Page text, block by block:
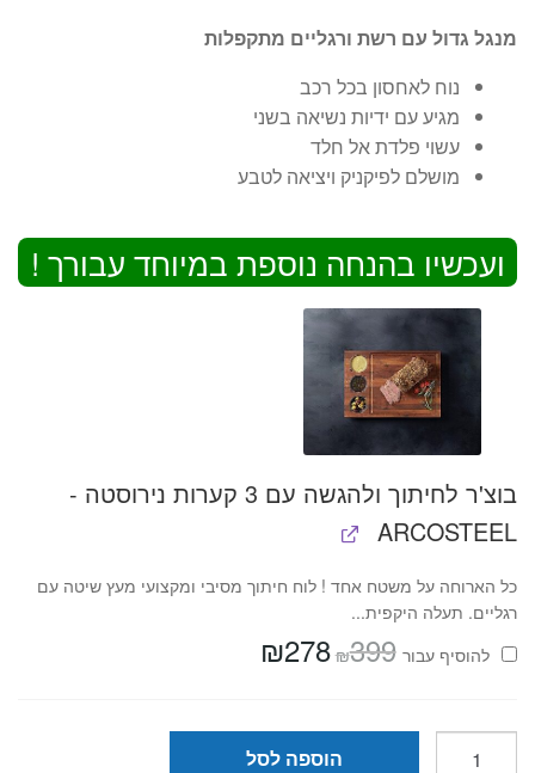
מנגל גדול עם רשת ורגליים מתקפלות
נוח לאחסון בכל רכב
מגיע עם ידיות נשיאה בשני
עשוי פלדת אל חלד
מושלם לפיקניק ויציאה לטבע
ועכשיו בהנחה נוספת במיוחד עבורך !
בוצ'ר לחיתוך ולהגשה עם 3 קערות נירוסטה -
ARCOSTEEL
כל הארוחה על משטח אחד ! לוח חיתוך מסיבי ומקצועי מעץ שיטה עם
רגליים. תעלה היקפית...
להוסיף⁦⁩ עבור
₪399 המחיר
המקורי₪278
הוספה לסל